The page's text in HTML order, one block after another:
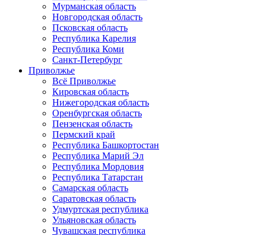
Мурманская область
Новгородская область
Псковская область
Республика Карелия
Республика Коми
Санкт-Петербург
Приволжье
Всё Приволжье
Кировская область
Нижегородская область
Оренбургская область
Пензенская область
Пермский край
Республика Башкортостан
Республика Марий Эл
Республика Мордовия
Республика Татарстан
Самарская область
Саратовская область
Удмуртская республика
Ульяновская область
Чувашская республика